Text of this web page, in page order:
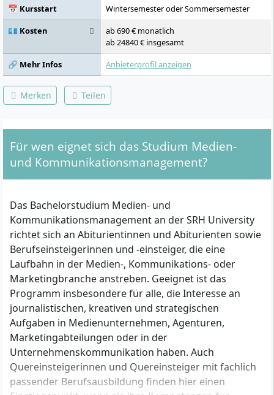
📅 Kursstart
Wintersemester oder Sommersemester
💶 Kosten
ab 690 € monatlich
ab 24840 € insgesamt
🔗 Mehr Infos
Anbieterprofil anzeigen
Merken Teilen
Für wen eignet sich das Studium Medien-
und Kommunikationsmanagement?
Das Bachelorstudium Medien- und
Kommunikationsmanagement an der SRH University
richtet sich an Abiturientinnen und Abiturienten sowie
Berufseinsteigerinnen und -einsteiger, die eine
Laufbahn in der Medien-, Kommunikations- oder
Marketingbranche anstreben. Geeignet ist das
Programm insbesondere für alle, die Interesse an
journalistischen, kreativen und strategischen
Aufgaben in Medienunternehmen, Agenturen,
Marketingabteilungen oder in der
Unternehmenskommunikation haben. Auch
Quereinsteigerinnen und Quereinsteiger mit fachlich
passender Berufsausbildung finden hier einen